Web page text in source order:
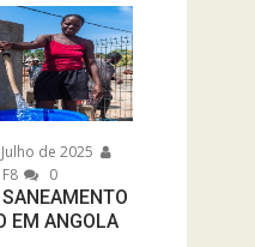
de 2025
0
EM ANGOLA